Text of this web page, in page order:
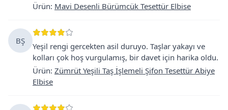
Ürün: Mavi Desenli Bürümcük Tesettür Elbise
BŞ
Yeşil rengi gercekten asil duruyo. Taşlar yakayı ve
kolları çok hoş vurgulamış, bir davet için harika oldu.
Ürün: Zümrüt Yeşili Taş İşlemeli Şifon Tesettür Abiye
Elbise